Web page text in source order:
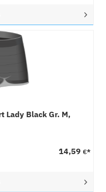
Lady Black Gr. M,
14,59 €*